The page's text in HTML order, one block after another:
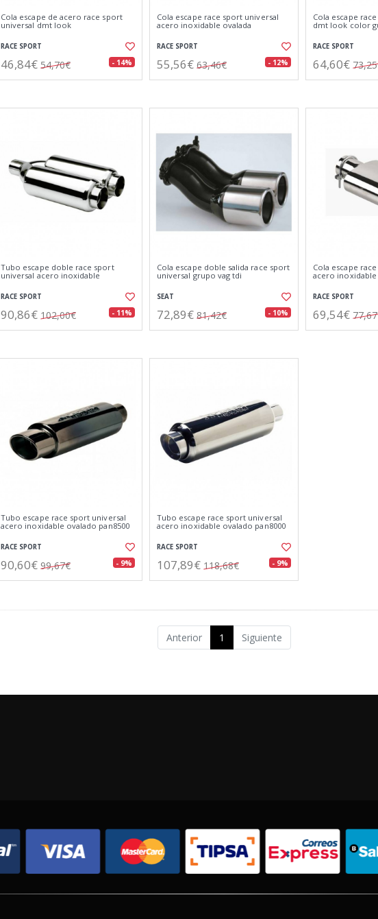
Cola escape de acero race sport
universal dmt look
RACE SPORT
46,84€ 54,70€ - 14%
Cola escape race sport universal
acero inoxidable ovalada
RACE SPORT
55,56€ 63,46€ - 12%
Cola escape
dmt look color
RACE SPORT
64,60€
Tubo escape doble race sport
universal acero inoxidable
RACE SPORT
90,86€ 102,00€ - 11%
Cola escape doble salida race sport
universal grupo vag tdi
SEAT
72,89€ 81,42€ - 10%
Cola escape
acero inoxidable
RACE SPORT
69,54€
Tubo escape race sport universal
acero inoxidable ovalado pan8500
RACE SPORT
90,60€ 99,67€ - 9%
Tubo escape race sport universal
acero inoxidable ovalado pan8000
RACE SPORT
107,89€ 118,68€ - 9%
Anterior 1 Siguiente